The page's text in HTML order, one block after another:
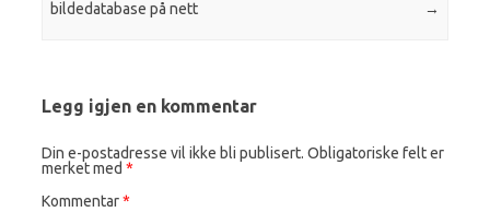
bildedatabase på nett
→
Legg igjen en kommentar
Din e-postadresse vil ikke bli publisert. Obligatoriske felt er
merket med *
Kommentar*